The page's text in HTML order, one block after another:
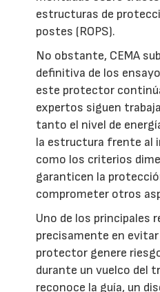
estructuras de
postes (ROPS).
No obstante, CEMA
definitiva de los
este protector
expertos siguen
tanto el nivel de
la estructura frente al
como los criterios
garanticen la
comprometer otros
Uno de los principales
precisamente en evitar
protector genere
durante un vuelco del
reconoce la guía, un